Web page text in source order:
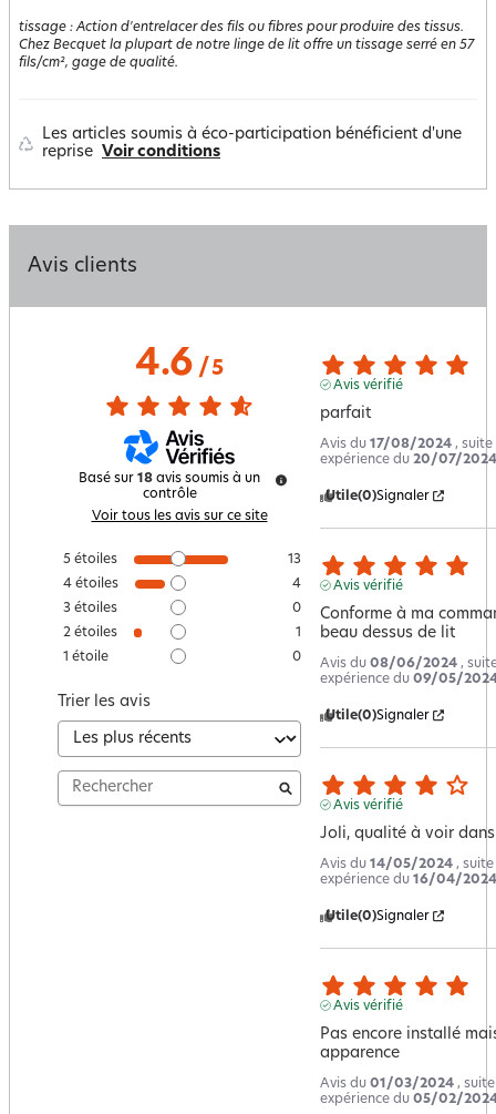
tissage :Action d'entrelacer des fils ou fibres pour produire des tissus.
Chez Becquet la plupart de notre linge de lit offre un tissage serré en 57
fils/cm², gage de qualité.
Les articles soumis à éco-participation bénéficient d'une
reprise Voir conditions
Avis clients
4.6/ 5
Basé sur 18 avis soumis à un
contrôle
Voir tous les avis sur ce site
5 étoiles
13
4 étoiles
4
3 étoiles
0
2 étoiles
1
1 étoile 0
Trier les avis
Avis vérifié
parfait
Avis du 17/08/2024 , suite
expérience du 20/07/2024
Utile(0)Signaler
Avis vérifié
Conforme à ma
beau dessus de lit
Avis du 08/06/2024 ,
expérience du 09/05/
Utile(0)Signaler
Avis vérifié
Joli, qualité à voir
Avis du 14/05/2024 , suite
expérience du 16/04/2024
Utile(0)Signaler
Avis vérifié
Pas encore installé
apparence
Avis du 01/03/2024 ,
expérience du 05/02/